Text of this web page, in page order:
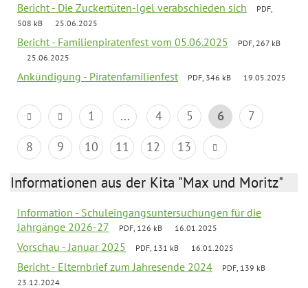
Bericht - Die Zuckertüten-Igel verabschieden sich
PDF,
508 kB
25.06.2025
Bericht - Familienpiratenfest vom 05.06.2025
PDF, 267 kB
25.06.2025
Ankündigung - Piratenfamilienfest PDF, 346 kB 19.05.2025
1 ... 4 5 6
7
8
9 10 11 12 13
Informationen aus der Kita "Max und Moritz"
Information - Schuleingangsuntersuchungen für die
Jahrgänge 2026-27
PDF, 126 kB 16.01.2025
Vorschau - Januar 2025 PDF, 131 kB 16.01.2025
Bericht - Elternbrief zum Jahresende 2024
PDF, 139 kB
23.12.2024